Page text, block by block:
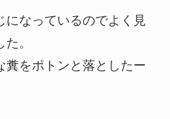
になっているのでよく見
。
糞をポトンと落としたー